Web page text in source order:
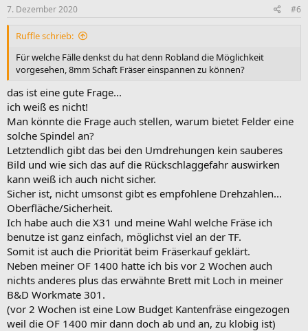
7. Dezember 2020 #6
Ruffle schrieb:
Für welche Fälle denkst du hat denn Robland die Möglichkeit
vorgesehen, 8mm Schaft Fräser einspannen zu können?
das ist eine gute Frage...
ich weiß es nicht!
Man könnte die Frage auch stellen, warum bietet Felder eine
solche Spindel an?
Letztendlich gibt das bei den Umdrehungen kein sauberes
Bild und wie sich das auf die Rückschlaggefahr auswirken
kann weiß ich auch nicht sicher.
Sicher ist, nicht umsonst gibt es empfohlene Drehzahlen...
Oberfläche/Sicherheit.
Ich habe auch die X31 und meine Wahl welche Fräse ich
benutze ist ganz einfach, möglichst viel an der TF.
Somit ist auch die Priorität beim Fräserkauf geklärt.
Neben meiner OF 1400 hatte ich bis vor 2 Wochen auch
nichts anderes plus das erwähnte Brett mit Loch in meiner
B&D Workmate 301.
(vor 2 Wochen ist eine Low Budget Kantenfräse eingezogen
weil die OF 1400 mir dann doch ab und an, zu klobig ist)